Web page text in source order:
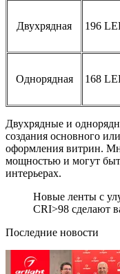
Двухрядная 196
Однорядная 168
Двухрядные и
создания основного
оформления витрин.
мощностью и могут
интерьерах.
Новые ленты с
CRI>98 сделают
Последние новости